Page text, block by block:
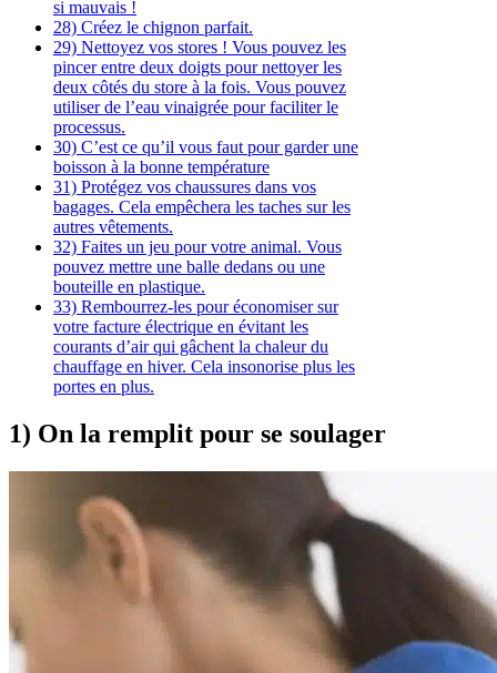
si mauvais !
28) Créez le chignon parfait.
29) Nettoyez vos stores ! Vous pouvez les
pincer entre deux doigts pour nettoyer les
deux côtés du store à la fois. Vous pouvez
utiliser de l’eau vinaigrée pour faciliter le
processus.
30) C’est ce qu’il vous faut pour garder une
boisson à la bonne température
31) Protégez vos chaussures dans vos
bagages. Cela empêchera les taches sur les
autres vêtements.
32) Faites un jeu pour votre animal. Vous
pouvez mettre une balle dedans ou une
bouteille en plastique.
33) Rembourrez-les pour économiser sur
votre facture électrique en évitant les
courants d’air qui gâchent la chaleur du
chauffage en hiver. Cela insonorise plus les
portes en plus.
1) On la remplit pour se soulager